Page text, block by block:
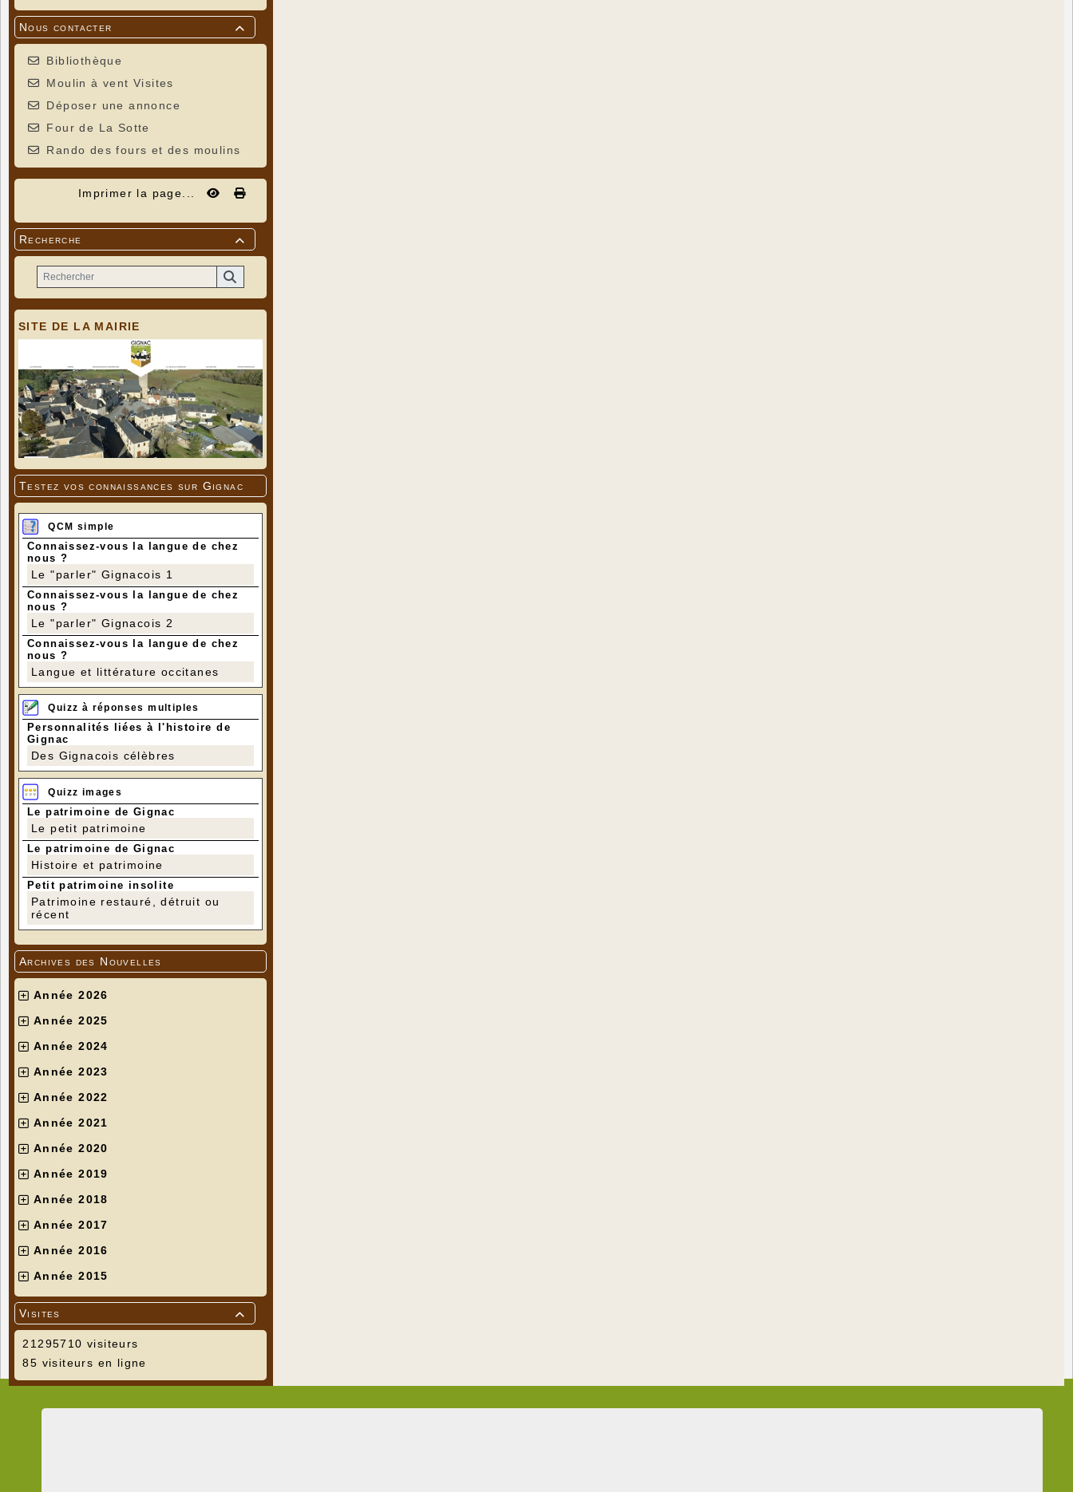

Nous contacter
Bibliothèque
Moulin à vent Visites
Déposer une annonce
Four de La Sotte
Rando des fours et des moulins
Imprimer la page...

Recherche
SITE DE LA MAIRIE
Testez vos connaissances sur Gignac
QCM simple
Connaissez-vous la langue de chez
nous ?
Le "parler" Gignacois 1
Connaissez-vous la langue de chez
nous ?
Le "parler" Gignacois 2
Connaissez-vous la langue de chez
nous ?
Langue et littérature occitanes
Quizz à réponses multiples
Personnalités liées à l'histoire de
Gignac
Des Gignacois célèbres
Quizz images
Le patrimoine de Gignac
Le petit patrimoine
Le patrimoine de Gignac
Histoire et patrimoine
Petit patrimoine insolite
Patrimoine restauré, détruit ou
récent
Archives des Nouvelles
Année 2026
Année 2025
Année 2024
Année 2023
Année 2022
Année 2021
Année 2020
Année 2019
Année 2018
Année 2017
Année 2016
Année 2015

Visites
21295710 visiteurs
85 visiteurs en ligne